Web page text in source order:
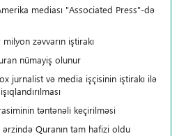
mediası "Associated Press"-də
zəvvarın iştirakı
nümayiş olunur
jurnalist və media işçisinin iştirakı ilə
təntənəli keçirilməsi
Quranın tam hafizi oldu